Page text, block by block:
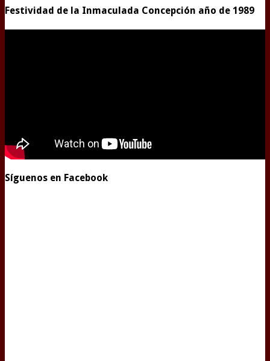
Festividad de la Inmaculada Concepción año de 1989
Síguenos en Facebook